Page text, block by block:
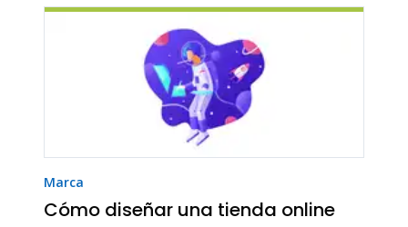
Marca
Cómo diseñar una tienda online